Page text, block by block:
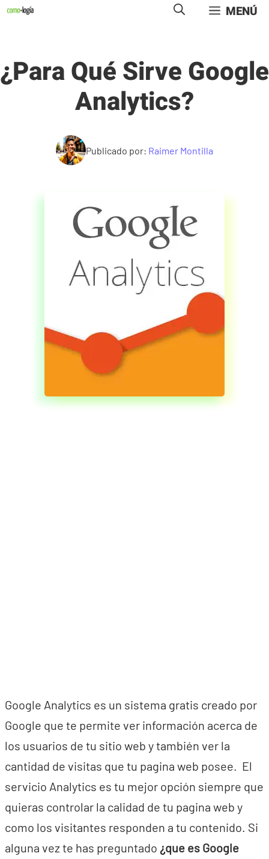
Saltar
MENÚ
¿Para Qué Sirve Google
Analytics?
Publicado por: Raimer Montilla
Google Analytics es un sistema gratis creado por
Google que te permite ver información acerca de
los usuarios de tu sitio web y también ver la
cantidad de visitas que tu pagina web posee. El
servicio Analytics es tu mejor opción siempre que
quieras controlar la calidad de tu pagina web y
como los visitantes responden a tu contenido. Si
alguna vez te has preguntado ¿que es Google